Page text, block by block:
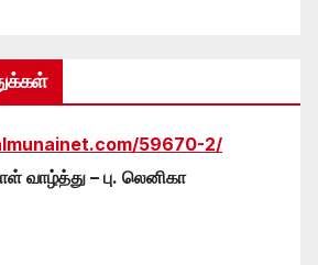
59670-2/
வாழ்த்து – பு. லெனிகா